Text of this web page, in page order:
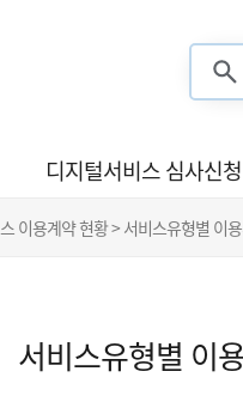
디지털서비스 심사신청
이용계약 현황 > 서비스유형별 이
서비스유형별 이